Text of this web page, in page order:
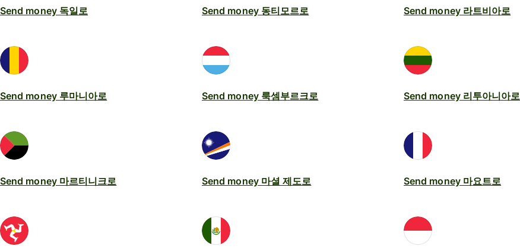
Send money 독일로 Send money 동티모르로 Send money 라트비아로
Send money 루마니아로 Send money 룩셈부르크로 Send money 리투아니아로
Send money 마르티니크로 Send money 마셜 제도로 Send money 마요트로